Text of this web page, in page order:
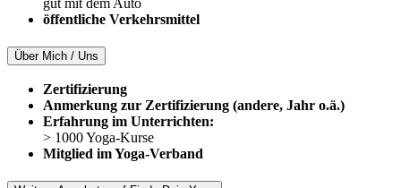
gut mit dem Auto
öffentliche Verkehrsmittel
Über Mich / Uns
Zertifizierung
Anmerkung zur Zertifizierung (andere, Jahr o.ä.)
Erfahrung im Unterrichten:
> 1000 Yoga-Kurse
Mitglied im Yoga-Verband